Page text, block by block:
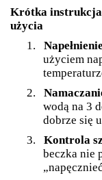
Krótka
użycia
1.
użyciem
2.
wodą na 3
dobrze się
3.
Kontrola
beczka nie